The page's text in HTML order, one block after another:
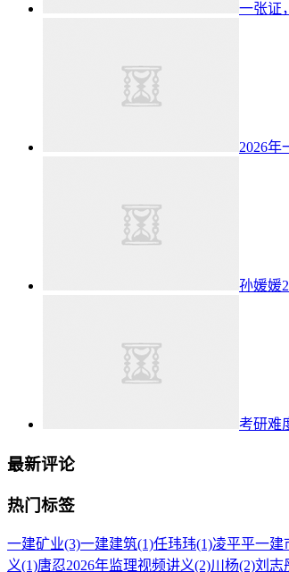
一张证
2026年
孙媛媛
考研难
最新评论
热门标签
一建矿业(3)一建建筑(1)任玮玮(1)凌平平一建
义(1)唐忍2026年监理视频讲义(2)川杨(2)刘志